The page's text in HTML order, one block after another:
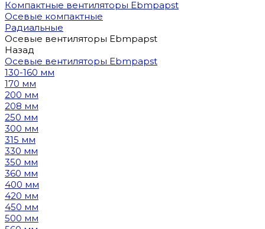
Компактные вентиляторы Ebmpapst
Осевые компактные
Радиальные
Осевые вентиляторы Ebmpapst
Назад
Осевые вентиляторы Ebmpapst
130-160 мм
170 мм
200 мм
208 мм
250 мм
300 мм
315 мм
330 мм
350 мм
360 мм
400 мм
420 мм
450 мм
500 мм